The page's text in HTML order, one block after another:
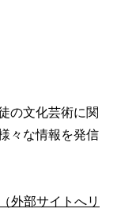
の文化芸術に関
々な情報を発信
外部サイトへリ